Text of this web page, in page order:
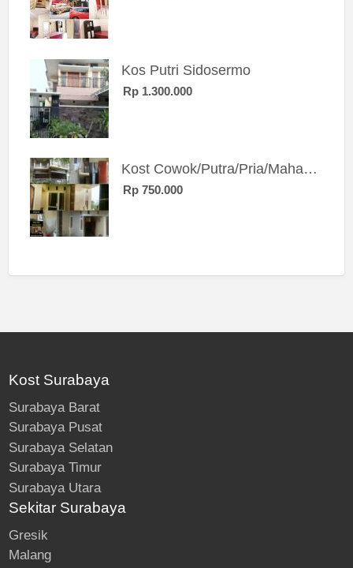
Kos Putri Sidosermo
Rp 1.300.000
Kost Cowok/Putra/Pria/Mahasiswa/Karyawan SIngle eksklusif bangunan baru
Rp 750.000
Kost Surabaya
Surabaya Barat
Surabaya Pusat
Surabaya Selatan
Surabaya Timur
Surabaya Utara
Sekitar Surabaya
Gresik
Malang